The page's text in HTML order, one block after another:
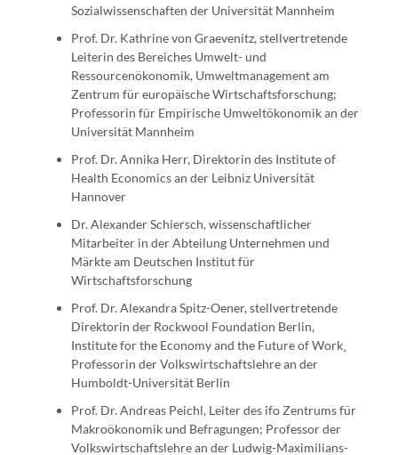
Sozialwissenschaften der Universität Mannheim
Prof. Dr. Kathrine von Graevenitz, stellvertretende
Leiterin des Bereiches Umwelt- und
Ressourcenökonomik, Umweltmanagement am
Zentrum für europäische Wirtschaftsforschung;
Professorin für Empirische Umweltökonomik an der
Universität Mannheim
Prof. Dr. Annika Herr, Direktorin des Institute of
Health Economics an der Leibniz Universität
Hannover
Dr. Alexander Schiersch, wissenschaftlicher
Mitarbeiter in der Abteilung Unternehmen und
Märkte am Deutschen Institut für
Wirtschaftsforschung
Prof. Dr. Alexandra Spitz-Oener, stellvertretende
Direktorin der Rockwool Foundation Berlin,
Institute for the Economy and the Future of Work¸
Professorin der Volkswirtschaftslehre an der
Humboldt-Universität Berlin
Prof. Dr. Andreas Peichl, Leiter des ifo Zentrums für
Makroökonomik und Befragungen; Professor der
Volkswirtschaftslehre an der Ludwig-Maximilians-